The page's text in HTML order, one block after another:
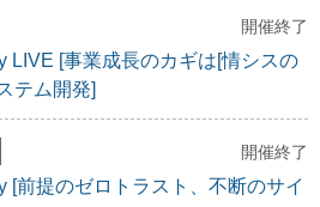
開催終了
LIVE [事業成長のカギは[情シスの
テム開発]
開催終了
[前提のゼロトラスト、不断のサイ